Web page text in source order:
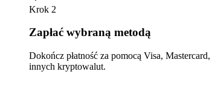
Krok 2
Zapłać wybraną metodą
Dokończ płatność za pomocą Visa,
innych kryptowalut.